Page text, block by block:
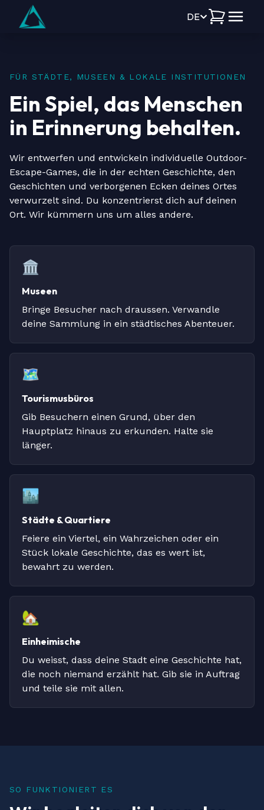
DE
FÜR STÄDTE, MUSEEN & LOKALE INSTITUTIONEN
Ein Spiel, das Menschen
in Erinnerung behalten.
Wir entwerfen und entwickeln individuelle Outdoor-
Escape-Games, die in der echten Geschichte, den
Geschichten und verborgenen Ecken deines Ortes
verwurzelt sind. Du konzentrierst dich auf deinen
Ort. Wir kümmern uns um alles andere.
🏛
Museen
Bringe Besucher nach draussen. Verwandle
deine Sammlung in ein städtisches Abenteuer.
🗺
Tourismusbüros
Gib Besuchern einen Grund, über den
Hauptplatz hinaus zu erkunden. Halte sie
länger.
🏙
Städte & Quartiere
Feiere ein Viertel, ein Wahrzeichen oder ein
Stück lokale Geschichte, das es wert ist,
bewahrt zu werden.
🏡
Einheimische
Du weisst, dass deine Stadt eine Geschichte hat,
die noch niemand erzählt hat. Gib sie in Auftrag
und teile sie mit allen.
SO FUNKTIONIERT ES